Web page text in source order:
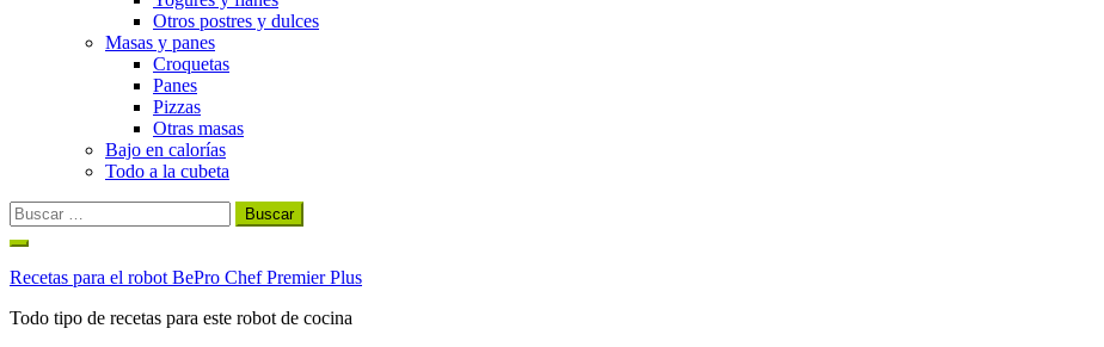
Otros postres y dulces
Masas y panes
Croquetas
Panes
Pizzas
Otras masas
Bajo en calorías
Todo a la cubeta
Buscar:
Ir
contenido
Recetas para el robot BePro Chef Premier Plus
Todo tipo de recetas para este robot de cocina